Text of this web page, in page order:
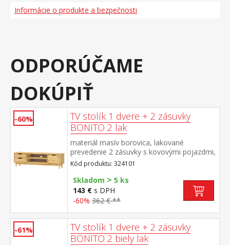
Informácie o produkte a bezpečnosti
ODPORÚČAME
DOKÚPIŤ
-60%
TV stolík 1 dvere + 2 zásuvky
BONITO 2 lak
materiál masív borovica, lakované
prevedenie 2 zásuvky s kovovými pojazdmi,
1 dvierka, 1 polica otvor na pretiahnutie
káblov
Kód produktu: 324101
Skladom > 5 ks
143 € s DPH
-60% 362 € **
-61%
TV stolík 1 dvere + 2 zásuvky
BONITO 2 biely lak